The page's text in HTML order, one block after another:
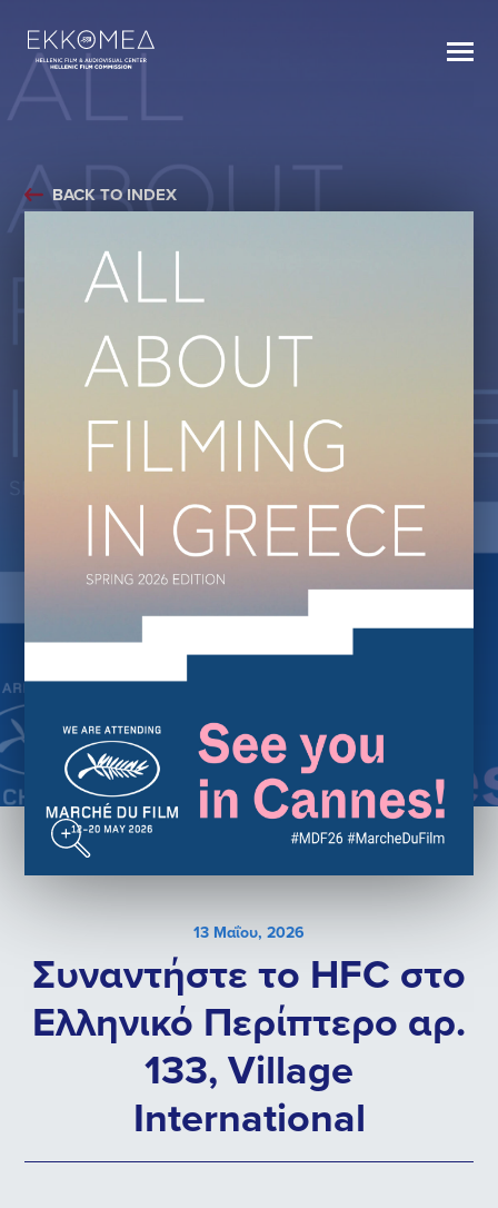
BACK TO INDEX
13 Μαΐου, 2026
Συναντήστε το HFC στο
Ελληνικό Περίπτερο αρ.
133, Village
International